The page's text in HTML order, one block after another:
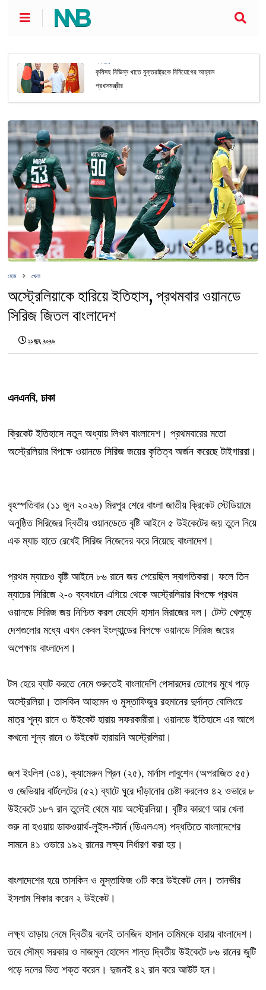
কৃষিসহ বিভিন্ন খাতে যুক্তরাষ্ট্রকে বিনিয়োগের আহ্বান
প্রধানমন্ত্রীর
হোম খেলা
অস্ট্রেলিয়াকে হারিয়ে ইতিহাস, প্রথমবার ওয়ানডে
সিরিজ জিতল বাংলাদেশ
১১ জুন, ২০২৬
এনএনবি, ঢাকা
ক্রিকেট ইতিহাসে নতুন অধ্যায় লিখল বাংলাদেশ। প্রথমবারের মতো
অস্ট্রেলিয়ার বিপক্ষে ওয়ানডে সিরিজ জয়ের কৃতিত্ব অর্জন করেছে টাইগাররা।
বৃহস্পতিবার (১১ জুন ২০২৬) মিরপুর শেরে বাংলা জাতীয় ক্রিকেট স্টেডিয়ামে
অনুষ্ঠিত সিরিজের দ্বিতীয় ওয়ানডেতে বৃষ্টি আইনে ৫ উইকেটের জয় তুলে নিয়ে
এক ম্যাচ হাতে রেখেই সিরিজ নিজেদের করে নিয়েছে বাংলাদেশ।
প্রথম ম্যাচেও বৃষ্টি আইনে ৮৬ রানে জয় পেয়েছিল স্বাগতিকরা। ফলে তিন
ম্যাচের সিরিজে ২-০ ব্যবধানে এগিয়ে থেকে অস্ট্রেলিয়ার বিপক্ষে প্রথম
ওয়ানডে সিরিজ জয় নিশ্চিত করল মেহেদি হাসান মিরাজের দল। টেস্ট খেলুড়ে
দেশগুলোর মধ্যে এখন কেবল ইংল্যান্ডের বিপক্ষে ওয়ানডে সিরিজ জয়ের
অপেক্ষায় বাংলাদেশ।
টস হেরে ব্যাট করতে নেমে শুরুতেই বাংলাদেশি পেসারদের তোপের মুখে পড়ে
অস্ট্রেলিয়া। তাসকিন আহমেদ ও মুস্তাফিজুর রহমানের দুর্দান্ত বোলিংয়ে
মাত্র শূন্য রানে ৩ উইকেট হারায় সফরকারীরা। ওয়ানডে ইতিহাসে এর আগে
কখনো শূন্য রানে ৩ উইকেট হারায়নি অস্ট্রেলিয়া।
জশ ইংলিশ (৩৪), ক্যামেরুন গ্রিন (২৫), মার্নাস লাবুশেন (অপরাজিত ৫৫)
ও জেভিয়ার বার্টলেটের (৫২) ব্যাটে ঘুরে দাঁড়ানোর চেষ্টা করলেও ৪২ ওভারে ৮
উইকেটে ১৮৭ রান তুলেই থেমে যায় অস্ট্রেলিয়া। বৃষ্টির কারণে আর খেলা
শুরু না হওয়ায় ডাকওয়ার্থ-লুইস-স্টার্ন (ডিএলএস) পদ্ধতিতে বাংলাদেশের
সামনে ৪১ ওভারে ১৯২ রানের লক্ষ্য নির্ধারণ করা হয়।
বাংলাদেশের হয়ে তাসকিন ও মুস্তাফিজ ৩টি করে উইকেট নেন। তানভীর
ইসলাম শিকার করেন ২ উইকেট।
লক্ষ্য তাড়ায় নেমে দ্বিতীয় বলেই তানজিদ হাসান তামিমকে হারায় বাংলাদেশ।
তবে সৌম্য সরকার ও নাজমুল হোসেন শান্ত দ্বিতীয় উইকেটে ৮৬ রানের জুটি
গড়ে দলের ভিত শক্ত করেন। দুজনই ৪২ রান করে আউট হন।